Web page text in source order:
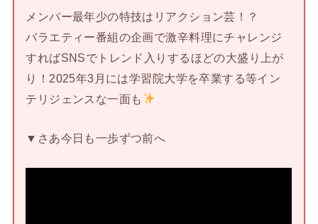
メンバー最年少の特技はリアクション芸！？
バラエティー番組の企画で激辛料理にチャレンジ
すればSNSでトレンド入りするほどの大盛り上が
り！2025年3月には学習院大学を卒業する等イン
テリジェンスな一面も
▼さあ今日も一歩ずつ前へ